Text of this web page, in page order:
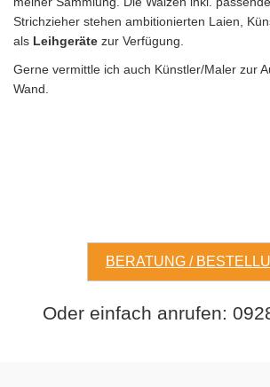
Strichzieher stehen ambitionierten Laien,
als Leihgeräte zur Verfügung.
Gerne vermittle ich auch Künstler/Maler zur
Wand.
BERATUNG /
Oder einfach anrufen: